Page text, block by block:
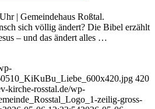
| Gemeindehaus Roßtal.
sich völlig ändert? Die Bibel erzählt
– und das ändert alles …
420
kirche-rosstal.de/wp-
zeilig-gross-